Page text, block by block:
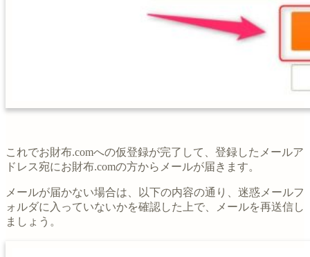
これでお財布.comへの仮登録が完了して、登録したメールア
ドレス宛にお財布.comの方からメールが届きます。
メールが届かない場合は、以下の内容の通り、迷惑メールフ
ォルダに入っていないかを確認した上で、メールを再送信し
ましょう。